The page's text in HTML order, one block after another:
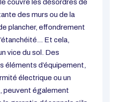
couvre les désordres de
des murs ou de la
plancher, effondrement
Et cela,
vice du sol. Des
d’équipement,
électrique ou un
peuvent également